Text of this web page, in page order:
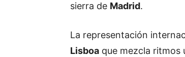
sierra de Madrid.
La representación
Lisboa que mezcla ritmos